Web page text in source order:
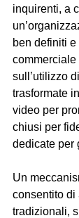
inquirenti, a
ben definiti
commerciale
sull’utilizzo
trasformate
video per
chiusi per
dedicate per
Un
consentito di
tradizionali,